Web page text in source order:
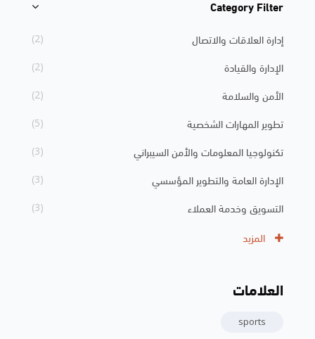
تجاوز [Cocoon] Course Categories List
Category Filter
إدارة العلاقات والاتصال (2)
الإدارة والقيادة (2)
الأمن والسلامة (2)
تطوير المهارات الشخصية (5)
تكنولوجيا المعلومات والأمن السيبراني (3)
الإدارة العامة والتطوير المؤسسي (3)
التسويق وخدمة العملاء (3)
المزيد
تجاوز الوسوم
العلامات
sports